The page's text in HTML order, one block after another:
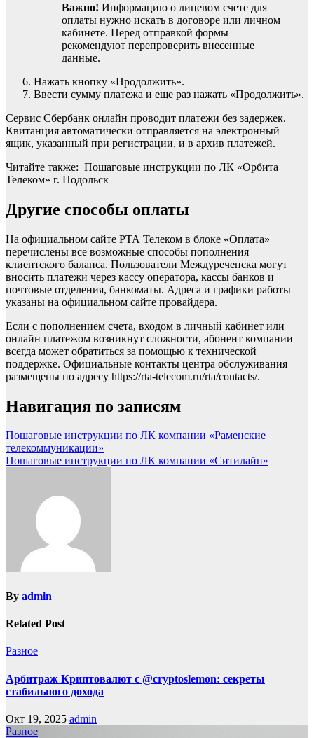
Важно! Информацию о лицевом счете для
оплаты нужно искать в договоре или личном
кабинете. Перед отправкой формы
рекомендуют перепроверить внесенные
данные.
Нажать кнопку «Продолжить».
Ввести сумму платежа и еще раз нажать «Продолжить».
Сервис Сбербанк онлайн проводит платежи без задержек.
Квитанция автоматически отправляется на электронный
ящик, указанный при регистрации, и в архив платежей.
Читайте также: Пошаговые инструкции по ЛК «Орбита
Телеком» г. Подольск
Другие способы оплаты
На официальном сайте РТА Телеком в блоке «Оплата»
перечислены все возможные способы пополнения
клиентского баланса. Пользователи Междуреченска могут
вносить платежи через кассу оператора, кассы банков и
почтовые отделения, банкоматы. Адреса и графики работы
указаны на официальном сайте провайдера.
Если с пополнением счета, входом в личный кабинет или
онлайн платежом возникнут сложности, абонент компании
всегда может обратиться за помощью к технической
поддержке. Официальные контакты центра обслуживания
размещены по адресу https://rta-telecom.ru/rta/contacts/.
Навигация по записям
Пошаговые инструкции по ЛК компании «Раменские
телекоммуникации»
Пошаговые инструкции по ЛК компании «Ситилайн»
By admin
Related Post
Разное
Арбитраж Криптовалют с @cryptoslemon: секреты
стабильного дохода
Окт 19, 2025 admin
Разное